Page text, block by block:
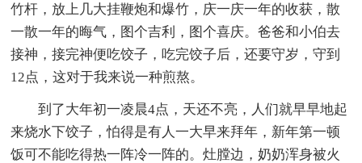
竹杆，放上几大挂鞭炮和爆竹，庆一庆一年的收获，散
一散一年的晦气，图个吉利，图个喜庆。爸爸和小伯去
接神，接完神便吃饺子，吃完饺子后，还要守岁，守到
12点，这对于我来说一种煎熬。
到了大年初一凌晨4点，天还不亮，人们就早早地起
来烧水下饺子，怕得是有人一大早来拜年，新年第一顿
饭可不能吃得热一阵冷一阵的。灶膛边，奶奶浑身被火